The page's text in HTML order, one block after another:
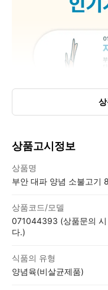
상품고시정보
상품명
부안 대파 양념 소불고기
상품코드/모델
071044393 (상품문의 시
다.)
식품의 유형
양념육(비살균제품)